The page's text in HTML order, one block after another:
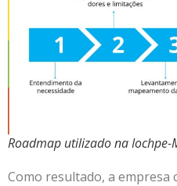
Roadmap utilizado na Iochpe-
Como resultado, a empresa